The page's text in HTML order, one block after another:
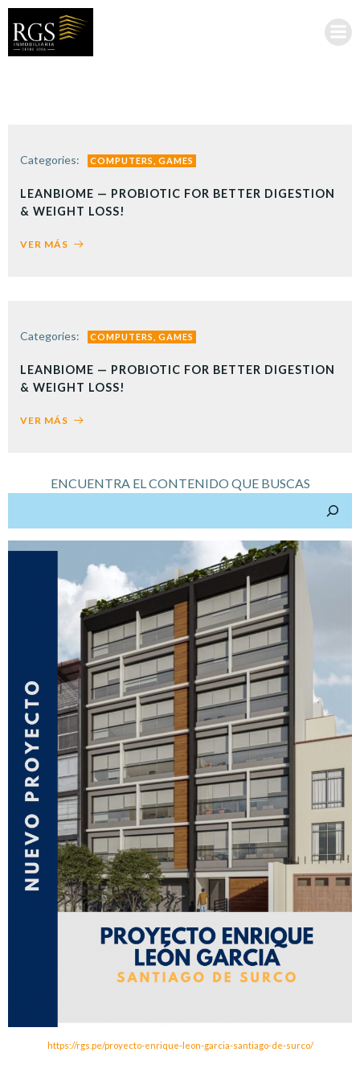
Categories: COMPUTERS, GAMES
LEANBIOME — PROBIOTIC FOR BETTER DIGESTION
& WEIGHT LOSS!
VER MÁS
Categories: COMPUTERS, GAMES
LEANBIOME — PROBIOTIC FOR BETTER DIGESTION
& WEIGHT LOSS!
VER MÁS
ENCUENTRA EL CONTENIDO QUE BUSCAS
https://rgs.pe/proyecto-enrique-leon-garcia-santiago-de-surco/